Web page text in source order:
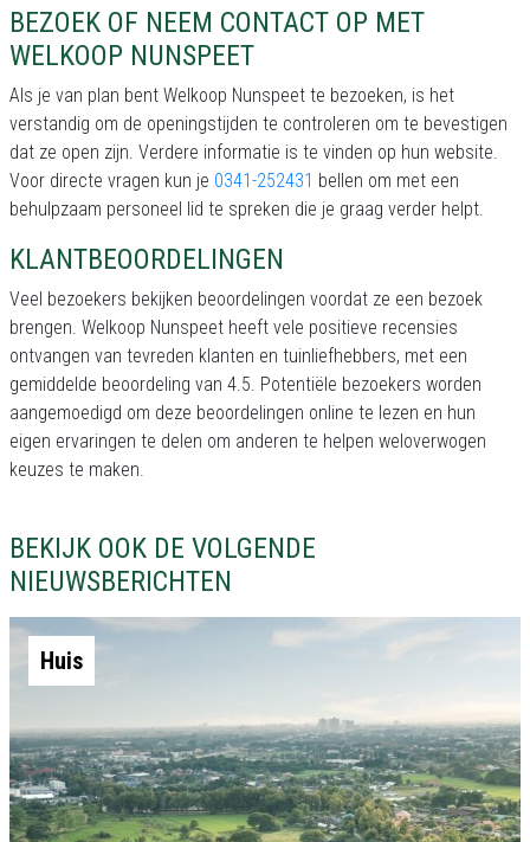
BEZOEK OF NEEM CONTACT OP MET
WELKOOP NUNSPEET
Als je van plan bent Welkoop Nunspeet te bezoeken, is het
verstandig om de openingstijden te controleren om te bevestigen
dat ze open zijn. Verdere informatie is te vinden op hun website.
Voor directe vragen kun je 0341-252431 bellen om met een
behulpzaam personeel lid te spreken die je graag verder helpt.
KLANTBEOORDELINGEN
Veel bezoekers bekijken beoordelingen voordat ze een bezoek
brengen. Welkoop Nunspeet heeft vele positieve recensies
ontvangen van tevreden klanten en tuinliefhebbers, met een
gemiddelde beoordeling van 4.5. Potentiële bezoekers worden
aangemoedigd om deze beoordelingen online te lezen en hun
eigen ervaringen te delen om anderen te helpen weloverwogen
keuzes te maken.
BEKIJK OOK DE VOLGENDE
NIEUWSBERICHTEN
Huis